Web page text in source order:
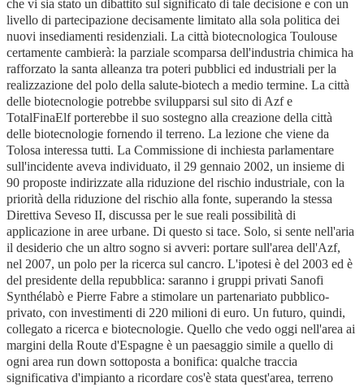
che vi sia stato un dibattito sul significato di tale decisione e con un
livello di partecipazione decisamente limitato alla sola politica dei
nuovi insediamenti residenziali. La città biotecnologica Toulouse
certamente cambierà: la parziale scomparsa dell'industria chimica ha
rafforzato la santa alleanza tra poteri pubblici ed industriali per la
realizzazione del polo della salute-biotech a medio termine. La città
delle biotecnologie potrebbe svilupparsi sul sito di Azf e
TotalFinaElf porterebbe il suo sostegno alla creazione della città
delle biotecnologie fornendo il terreno. La lezione che viene da
Tolosa interessa tutti. La Commissione di inchiesta parlamentare
sull'incidente aveva individuato, il 29 gennaio 2002, un insieme di
90 proposte indirizzate alla riduzione del rischio industriale, con la
priorità della riduzione del rischio alla fonte, superando la stessa
Direttiva Seveso II, discussa per le sue reali possibilità di
applicazione in aree urbane. Di questo si tace. Solo, si sente nell'aria
il desiderio che un altro sogno si avveri: portare sull'area dell'Azf,
nel 2007, un polo per la ricerca sul cancro. L'ipotesi è del 2003 ed è
del presidente della repubblica: saranno i gruppi privati Sanofi
Synthélabò e Pierre Fabre a stimolare un partenariato pubblico-
privato, con investimenti di 220 milioni di euro. Un futuro, quindi,
collegato a ricerca e biotecnologie. Quello che vedo oggi nell'area ai
margini della Route d'Espagne è un paesaggio simile a quello di
ogni area run down sottoposta a bonifica: qualche traccia
significativa d'impianto a ricordare cos'è stata quest'area, terreno